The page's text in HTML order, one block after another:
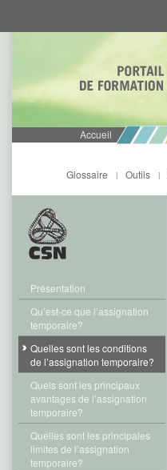
au
au
Accueil
Outils |
Glossaire |
Présentation
Qu’est-ce que l’assignation
temporaire?
Quelles sont les conditions
de l’assignation temporaire?
Quels sont les principaux
avantages de l’assignation
temporaire?
Quelles sont les principales
limites de l’assignation
temporaire?